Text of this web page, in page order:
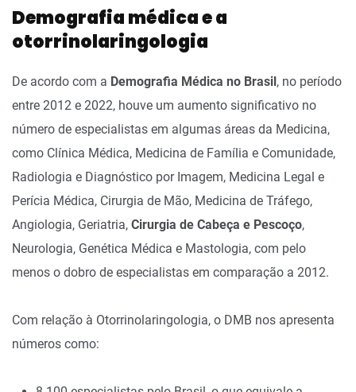
Demografia médica e a
otorrinolaringologia
De acordo com a Demografia Médica no Brasil, no período
entre 2012 e 2022, houve um aumento significativo no
número de especialistas em algumas áreas da Medicina,
como Clínica Médica, Medicina de Família e Comunidade,
Radiologia e Diagnóstico por Imagem, Medicina Legal e
Perícia Médica, Cirurgia de Mão, Medicina de Tráfego,
Angiologia, Geriatria, Cirurgia de Cabeça e Pescoço,
Neurologia, Genética Médica e Mastologia, com pelo
menos o dobro de especialistas em comparação a 2012.
Com relação à Otorrinolaringologia, o DMB nos apresenta
números como: